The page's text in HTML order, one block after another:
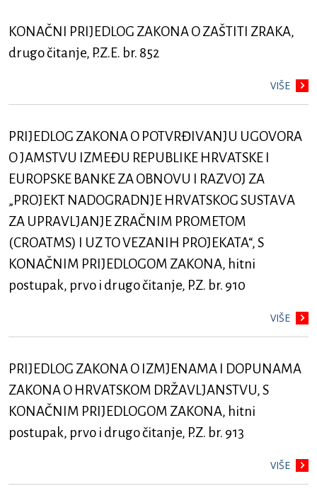
KONAČNI PRIJEDLOG ZAKONA O ZAŠTITI ZRAKA,
drugo čitanje, P.Z.E. br. 852
VIŠE
PRIJEDLOG ZAKONA O POTVRĐIVANJU UGOVORA
O JAMSTVU IZMEĐU REPUBLIKE HRVATSKE I
EUROPSKE BANKE ZA OBNOVU I RAZVOJ ZA
„PROJEKT NADOGRADNJE HRVATSKOG SUSTAVA
ZA UPRAVLJANJE ZRAČNIM PROMETOM
(CROATMS) I UZ TO VEZANIH PROJEKATA“, S
KONAČNIM PRIJEDLOGOM ZAKONA, hitni
postupak, prvo i drugo čitanje, P.Z. br. 910
VIŠE
PRIJEDLOG ZAKONA O IZMJENAMA I DOPUNAMA
ZAKONA O HRVATSKOM DRŽAVLJANSTVU, S
KONAČNIM PRIJEDLOGOM ZAKONA, hitni
postupak, prvo i drugo čitanje, P.Z. br. 913
VIŠE